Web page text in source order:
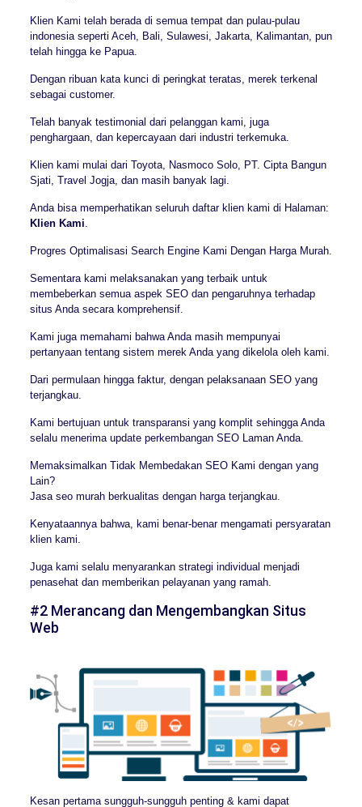
Klien Kami telah berada di semua tempat dan pulau-pulau
indonesia seperti Aceh, Bali, Sulawesi, Jakarta, Kalimantan, pun
telah hingga ke Papua.
Dengan ribuan kata kunci di peringkat teratas, merek terkenal
sebagai customer.
Telah banyak testimonial dari pelanggan kami, juga
penghargaan, dan kepercayaan dari industri terkemuka.
Klien kami mulai dari Toyota, Nasmoco Solo, PT. Cipta Bangun
Sjati, Travel Jogja, dan masih banyak lagi.
Anda bisa memperhatikan seluruh daftar klien kami di Halaman:
Klien Kami
Progres Optimalisasi Search Engine Kami Dengan Harga Murah.
Sementara kami melaksanakan yang terbaik untuk
membeberkan semua aspek SEO dan pengaruhnya terhadap
situs Anda secara komprehensif.
Kami juga memahami bahwa Anda masih mempunyai
pertanyaan tentang sistem merek Anda yang dikelola oleh kami.
Dari permulaan hingga faktur, dengan pelaksanaan SEO yang
terjangkau.
Kami bertujuan untuk transparansi yang komplit sehingga Anda
selalu menerima update perkembangan SEO Laman Anda.
Memaksimalkan Tidak Membedakan SEO Kami dengan yang
Lain?
Jasa seo murah berkualitas dengan harga terjangkau.
Kenyataannya bahwa, kami benar-benar mengamati persyaratan
klien kami.
Juga kami selalu menyarankan strategi individual menjadi
penasehat dan memberikan pelayanan yang ramah.
#2 Merancang dan Mengembangkan Situs
Web
Kesan pertama sungguh-sungguh penting & kami dapat